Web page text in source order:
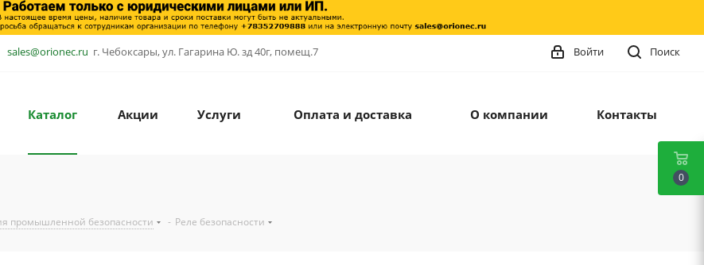
sales@orionec.ru г. Чебоксары, ул. Гагарина Ю. зд 40г, помещ.7 Поиск
Войти
Каталог Акции Услуги Оплата и доставка О компании Контакты
промышленной безопасности - Реле безопасности
0